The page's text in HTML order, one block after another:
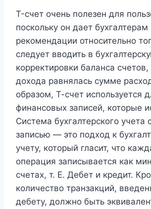
T-счет очень полезен для
поскольку он дает бухгалтерам
рекомендации относительно
следует вводить в
корректировки баланса
дохода равнялась сумме
образом, Т-счет используется
финансовых записей, которые
Система бухгалтерского учета
записью — это подход к
учету, который гласит, что
операция записывается как
счетах, т. Е. Дебет и кредит.
количество транзакций,
дебету, должно быть